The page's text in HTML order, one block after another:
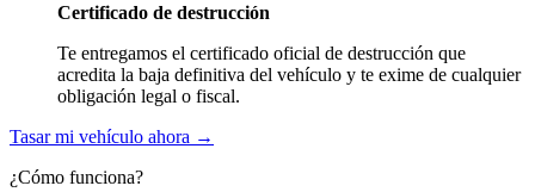
Certificado de destrucción
Te entregamos el certificado oficial de destrucción que
acredita la baja definitiva del vehículo y te exime de cualquier
obligación legal o fiscal.
Tasar mi vehículo ahora →
¿Cómo funciona?